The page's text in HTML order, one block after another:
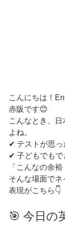
こんにちは！
赤阪です😊
こんなとき、
よね。
✔ テストが思っ
✔ 子どもでも
「こんなの余
そんな場面でネ
表現がこちら👇
🎯 今日の